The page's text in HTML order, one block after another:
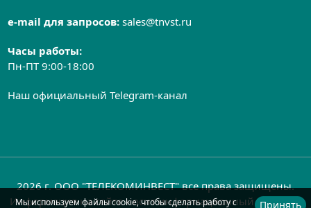
e-mail для запросов:sales@tnvst.ru
Часы работы:
Пн-ПТ 9:00-18:00
Наш официальный Telegram-канал
2026 г. ООО "ТЕЛЕКОМИНВЕСТ" все права защищены.
Информация на сайте носит информационный характер
Мы используем файлы cookie, чтобы сделать работу с Принять